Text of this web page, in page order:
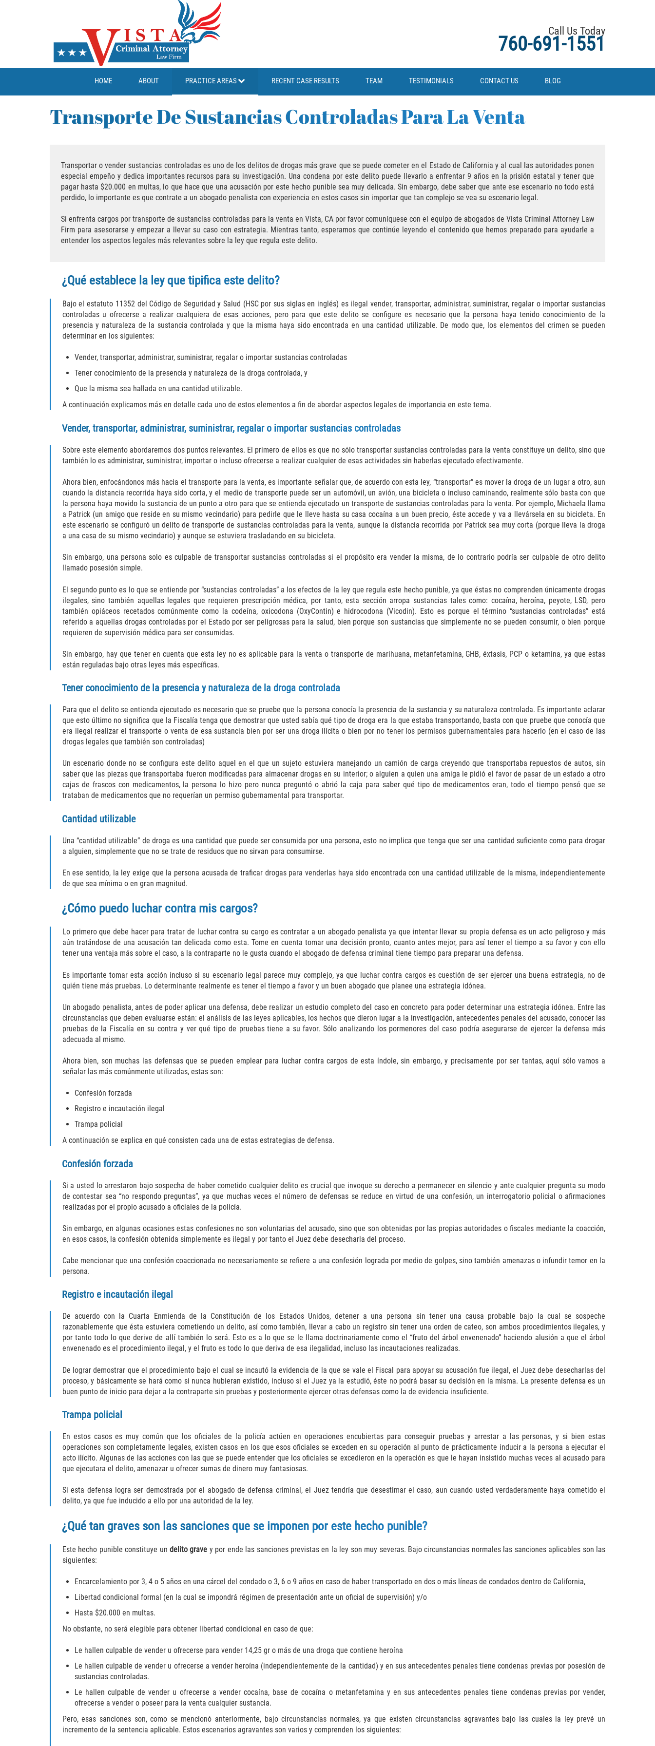
Call Us Today
760-691-1551
HOME ABOUT PRACTICE AREAS RECENT CASE RESULTS TEAM TESTIMONIALS CONTACT US BLOG
Transporte De Sustancias Controladas Para La Venta
Transportar o vender sustancias controladas es uno de los delitos de drogas más grave que se puede cometer en el Estado de California y al cual las autoridades ponen
especial empeño y dedica importantes recursos para su investigación. Una condena por este delito puede llevarlo a enfrentar 9 años en la prisión estatal y tener que
pagar hasta $20.000 en multas, lo que hace que una acusación por este hecho punible sea muy delicada. Sin embargo, debe saber que ante ese escenario no todo está
perdido, lo importante es que contrate a un abogado penalista con experiencia en estos casos sin importar que tan complejo se vea su escenario legal.
Si enfrenta cargos por transporte de sustancias controladas para la venta en Vista, CA por favor comuníquese con el equipo de abogados de Vista Criminal Attorney Law
Firm para asesorarse y empezar a llevar su caso con estrategia. Mientras tanto, esperamos que continúe leyendo el contenido que hemos preparado para ayudarle a
entender los aspectos legales más relevantes sobre la ley que regula este delito.
¿Qué establece la ley que tipifica este delito?
Bajo el estatuto 11352 del Código de Seguridad y Salud (HSC por sus siglas en inglés) es ilegal vender, transportar, administrar, suministrar, regalar o importar sustancias
controladas u ofrecerse a realizar cualquiera de esas acciones, pero para que este delito se configure es necesario que la persona haya tenido conocimiento de la
presencia y naturaleza de la sustancia controlada y que la misma haya sido encontrada en una cantidad utilizable. De modo que, los elementos del crimen se pueden
determinar en los siguientes:
Vender, transportar, administrar, suministrar, regalar o importar sustancias controladas
Tener conocimiento de la presencia y naturaleza de la droga controlada, y
Que la misma sea hallada en una cantidad utilizable.
A continuación explicamos más en detalle cada uno de estos elementos a fin de abordar aspectos legales de importancia en este tema.
Vender, transportar, administrar, suministrar, regalar o importar sustancias controladas
Sobre este elemento abordaremos dos puntos relevantes. El primero de ellos es que no sólo transportar sustancias controladas para la venta constituye un delito, sino que
también lo es administrar, suministrar, importar o incluso ofrecerse a realizar cualquier de esas actividades sin haberlas ejecutado efectivamente.
Ahora bien, enfocándonos más hacia el transporte para la venta, es importante señalar que, de acuerdo con esta ley, “transportar” es mover la droga de un lugar a otro, aun
cuando la distancia recorrida haya sido corta, y el medio de transporte puede ser un automóvil, un avión, una bicicleta o incluso caminando, realmente sólo basta con que
la persona haya movido la sustancia de un punto a otro para que se entienda ejecutado un transporte de sustancias controladas para la venta. Por ejemplo, Michaela llama
a Patrick (un amigo que reside en su mismo vecindario) para pedirle que le lleve hasta su casa cocaína a un buen precio, éste accede y va a llevársela en su bicicleta. En
este escenario se configuró un delito de transporte de sustancias controladas para la venta, aunque la distancia recorrida por Patrick sea muy corta (porque lleva la droga
a una casa de su mismo vecindario) y aunque se estuviera trasladando en su bicicleta.
Sin embargo, una persona solo es culpable de transportar sustancias controladas si el propósito era vender la misma, de lo contrario podría ser culpable de otro delito
llamado posesión simple.
El segundo punto es lo que se entiende por “sustancias controladas” a los efectos de la ley que regula este hecho punible, ya que éstas no comprenden únicamente drogas
ilegales, sino también aquellas legales que requieren prescripción médica, por tanto, esta sección arropa sustancias tales como: cocaína, heroína, peyote, LSD, pero
también opiáceos recetados comúnmente como la codeína, oxicodona (OxyContin) e hidrocodona (Vicodin). Esto es porque el término “sustancias controladas” está
referido a aquellas drogas controladas por el Estado por ser peligrosas para la salud, bien porque son sustancias que simplemente no se pueden consumir, o bien porque
requieren de supervisión médica para ser consumidas.
Sin embargo, hay que tener en cuenta que esta ley no es aplicable para la venta o transporte de marihuana, metanfetamina, GHB, éxtasis, PCP o ketamina, ya que estas
están reguladas bajo otras leyes más específicas.
Tener conocimiento de la presencia y naturaleza de la droga controlada
Para que el delito se entienda ejecutado es necesario que se pruebe que la persona conocía la presencia de la sustancia y su naturaleza controlada. Es importante aclarar
que esto último no significa que la Fiscalía tenga que demostrar que usted sabía qué tipo de droga era la que estaba transportando, basta con que pruebe que conocía que
era ilegal realizar el transporte o venta de esa sustancia bien por ser una droga ilícita o bien por no tener los permisos gubernamentales para hacerlo (en el caso de las
drogas legales que también son controladas)
Un escenario donde no se configura este delito aquel en el que un sujeto estuviera manejando un camión de carga creyendo que transportaba repuestos de autos, sin
saber que las piezas que transportaba fueron modificadas para almacenar drogas en su interior; o alguien a quien una amiga le pidió el favor de pasar de un estado a otro
cajas de frascos con medicamentos, la persona lo hizo pero nunca preguntó o abrió la caja para saber qué tipo de medicamentos eran, todo el tiempo pensó que se
trataban de medicamentos que no requerían un permiso gubernamental para transportar.
Cantidad utilizable
Una “cantidad utilizable” de droga es una cantidad que puede ser consumida por una persona, esto no implica que tenga que ser una cantidad suficiente como para drogar
a alguien, simplemente que no se trate de residuos que no sirvan para consumirse.
En ese sentido, la ley exige que la persona acusada de traficar drogas para venderlas haya sido encontrada con una cantidad utilizable de la misma, independientemente
de que sea mínima o en gran magnitud.
¿Cómo puedo luchar contra mis cargos?
Lo primero que debe hacer para tratar de luchar contra su cargo es contratar a un abogado penalista ya que intentar llevar su propia defensa es un acto peligroso y más
aún tratándose de una acusación tan delicada como esta. Tome en cuenta tomar una decisión pronto, cuanto antes mejor, para así tener el tiempo a su favor y con ello
tener una ventaja más sobre el caso, a la contraparte no le gusta cuando el abogado de defensa criminal tiene tiempo para preparar una defensa.
Es importante tomar esta acción incluso si su escenario legal parece muy complejo, ya que luchar contra cargos es cuestión de ser ejercer una buena estrategia, no de
quién tiene más pruebas. Lo determinante realmente es tener el tiempo a favor y un buen abogado que planee una estrategia idónea.
Un abogado penalista, antes de poder aplicar una defensa, debe realizar un estudio completo del caso en concreto para poder determinar una estrategia idónea. Entre las
circunstancias que deben evaluarse están: el análisis de las leyes aplicables, los hechos que dieron lugar a la investigación, antecedentes penales del acusado, conocer las
pruebas de la Fiscalía en su contra y ver qué tipo de pruebas tiene a su favor. Sólo analizando los pormenores del caso podría asegurarse de ejercer la defensa más
adecuada al mismo.
Ahora bien, son muchas las defensas que se pueden emplear para luchar contra cargos de esta índole, sin embargo, y precisamente por ser tantas, aquí sólo vamos a
señalar las más comúnmente utilizadas, estas son:
Confesión forzada
Registro e incautación ilegal
Trampa policial
A continuación se explica en qué consisten cada una de estas estrategias de defensa.
Confesión forzada
Si a usted lo arrestaron bajo sospecha de haber cometido cualquier delito es crucial que invoque su derecho a permanecer en silencio y ante cualquier pregunta su modo
de contestar sea “no respondo preguntas”, ya que muchas veces el número de defensas se reduce en virtud de una confesión, un interrogatorio policial o afirmaciones
realizadas por el propio acusado a oficiales de la policía.
Sin embargo, en algunas ocasiones estas confesiones no son voluntarias del acusado, sino que son obtenidas por las propias autoridades o fiscales mediante la coacción,
en esos casos, la confesión obtenida simplemente es ilegal y por tanto el Juez debe desecharla del proceso.
Cabe mencionar que una confesión coaccionada no necesariamente se refiere a una confesión lograda por medio de golpes, sino también amenazas o infundir temor en la
persona.
Registro e incautación ilegal
De acuerdo con la Cuarta Enmienda de la Constitución de los Estados Unidos, detener a una persona sin tener una causa probable bajo la cual se sospeche
razonablemente que ésta estuviera cometiendo un delito, así como también, llevar a cabo un registro sin tener una orden de cateo, son ambos procedimientos ilegales, y
por tanto todo lo que derive de allí también lo será. Esto es a lo que se le llama doctrinariamente como el “fruto del árbol envenenado” haciendo alusión a que el árbol
envenenado es el procedimiento ilegal, y el fruto es todo lo que deriva de esa ilegalidad, incluso las incautaciones realizadas.
De lograr demostrar que el procedimiento bajo el cual se incautó la evidencia de la que se vale el Fiscal para apoyar su acusación fue ilegal, el Juez debe desecharlas del
proceso, y básicamente se hará como si nunca hubieran existido, incluso si el Juez ya la estudió, éste no podrá basar su decisión en la misma. La presente defensa es un
buen punto de inicio para dejar a la contraparte sin pruebas y posteriormente ejercer otras defensas como la de evidencia insuficiente.
Trampa policial
En estos casos es muy común que los oficiales de la policía actúen en operaciones encubiertas para conseguir pruebas y arrestar a las personas, y si bien estas
operaciones son completamente legales, existen casos en los que esos oficiales se exceden en su operación al punto de prácticamente inducir a la persona a ejecutar el
acto ilícito. Algunas de las acciones con las que se puede entender que los oficiales se excedieron en la operación es que le hayan insistido muchas veces al acusado para
que ejecutara el delito, amenazar u ofrecer sumas de dinero muy fantasiosas.
Si esta defensa logra ser demostrada por el abogado de defensa criminal, el Juez tendría que desestimar el caso, aun cuando usted verdaderamente haya cometido el
delito, ya que fue inducido a ello por una autoridad de la ley.
¿Qué tan graves son las sanciones que se imponen por este hecho punible?
Este hecho punible constituye un delito grave y por ende las sanciones previstas en la ley son muy severas. Bajo circunstancias normales las sanciones aplicables son las
siguientes:
Encarcelamiento por 3, 4 o 5 años en una cárcel del condado o 3, 6 o 9 años en caso de haber transportado en dos o más líneas de condados dentro de California,
Libertad condicional formal (en la cual se impondrá régimen de presentación ante un oficial de supervisión) y/o
Hasta $20.000 en multas.
No obstante, no será elegible para obtener libertad condicional en caso de que:
Le hallen culpable de vender u ofrecerse para vender 14,25 gr o más de una droga que contiene heroína
Le hallen culpable de vender u ofrecerse a vender heroína (independientemente de la cantidad) y en sus antecedentes penales tiene condenas previas por posesión de
sustancias controladas.
Le hallen culpable de vender u ofrecerse a vender cocaína, base de cocaína o metanfetamina y en sus antecedentes penales tiene condenas previas por vender,
ofrecerse a vender o poseer para la venta cualquier sustancia.
Pero, esas sanciones son, como se mencionó anteriormente, bajo circunstancias normales, ya que existen circunstancias agravantes bajo las cuales la ley prevé un
incremento de la sentencia aplicable. Estos escenarios agravantes son varios y comprenden los siguientes: